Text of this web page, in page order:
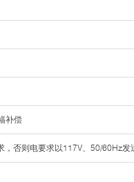
补偿
，否则电要求以117V、50/60Hz发